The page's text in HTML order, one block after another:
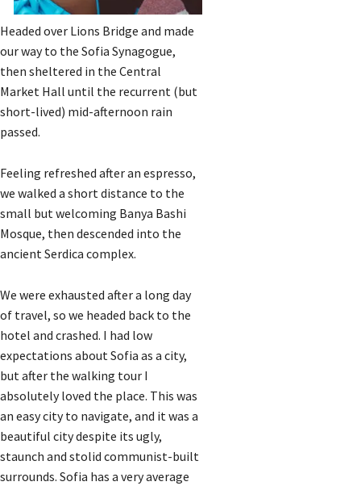
Headed over Lions Bridge and made
our way to the Sofia Synagogue,
then sheltered in the Central
Market Hall until the recurrent (but
short-lived) mid-afternoon rain
passed.
Feeling refreshed after an espresso,
we walked a short distance to the
small but welcoming Banya Bashi
Mosque, then descended into the
ancient Serdica complex.
We were exhausted after a long day
of travel, so we headed back to the
hotel and crashed. I had low
expectations about Sofia as a city,
but after the walking tour I
absolutely loved the place. This was
an easy city to navigate, and it was a
beautiful city despite its ugly,
staunch and stolid communist-built
surrounds. Sofia has a very average